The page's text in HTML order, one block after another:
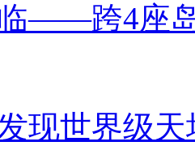
——跨4座
现世界级